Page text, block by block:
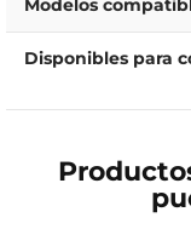
Modelos
Disponibles para